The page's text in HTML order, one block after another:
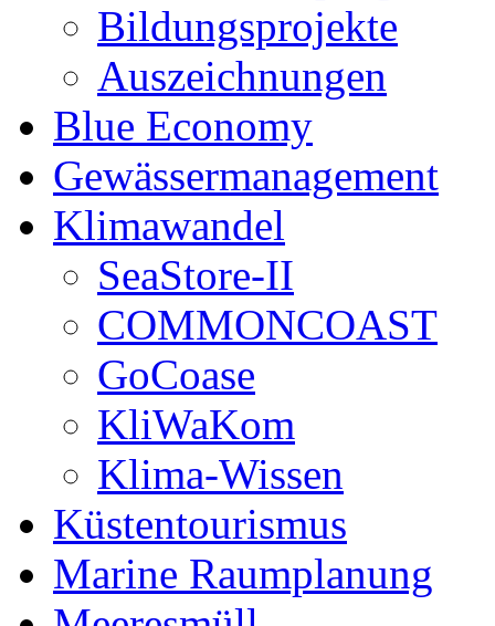
Bildungsprojekte
Auszeichnungen
Blue Economy
Gewässermanagement
Klimawandel
SeaStore-II
COMMONCOAST
GoCoase
KliWaKom
Klima-Wissen
Küstentourismus
Marine Raumplanung